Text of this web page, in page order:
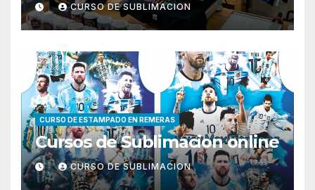
CURSO DE SUBLIMACION
CURSO DE ESTAMPADO EN REMERAS
Cursos de Sublimacion online
CURSO DE SUBLIMACION